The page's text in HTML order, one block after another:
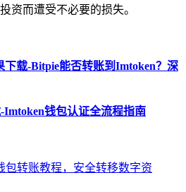
资而遭受不必要的损失。
下载-Bitpie能否转账到Imtoken？深
Imtoken钱包认证全流程指南